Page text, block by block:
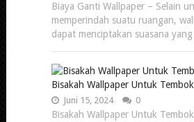
Biaya Ganti Wallpaper – Selain
memperindah suatu ruangan,
dapat menciptakan suasana
Bisakah Wallpaper Untuk
Juni 15, 2024 0
Bisakah Wallpaper Untuk